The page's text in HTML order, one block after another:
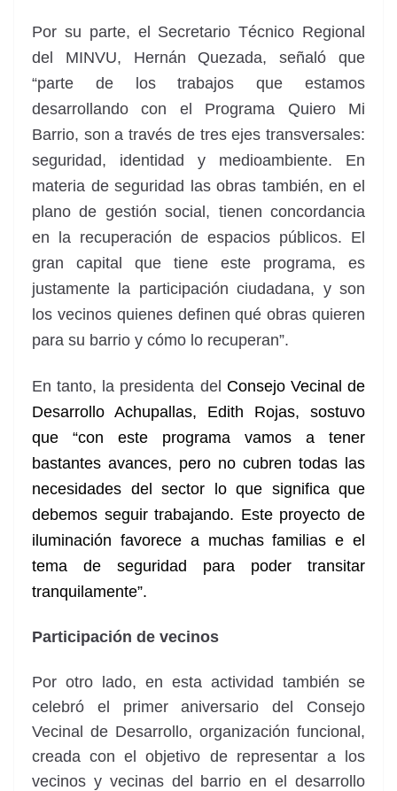
Por su parte, el Secretario Técnico Regional
del MINVU, Hernán Quezada, señaló que
“parte de los trabajos que estamos
desarrollando con el Programa Quiero Mi
Barrio, son a través de tres ejes transversales:
seguridad, identidad y medioambiente. En
materia de seguridad las obras también, en el
plano de gestión social, tienen concordancia
en la recuperación de espacios públicos. El
gran capital que tiene este programa, es
justamente la participación ciudadana, y son
los vecinos quienes definen qué obras quieren
para su barrio y cómo lo recuperan”.
En tanto, la presidenta del Consejo Vecinal de
Desarrollo Achupallas, Edith Rojas, sostuvo
que “con este programa vamos a tener
bastantes avances, pero no cubren todas las
necesidades del sector lo que significa que
debemos seguir trabajando. Este proyecto de
iluminación favorece a muchas familias e el
tema de seguridad para poder transitar
tranquilamente”.
Participación de vecinos
Por otro lado, en esta actividad también se
celebró el primer aniversario del Consejo
Vecinal de Desarrollo, organización funcional,
creada con el objetivo de representar a los
vecinos y vecinas del barrio en el desarrollo